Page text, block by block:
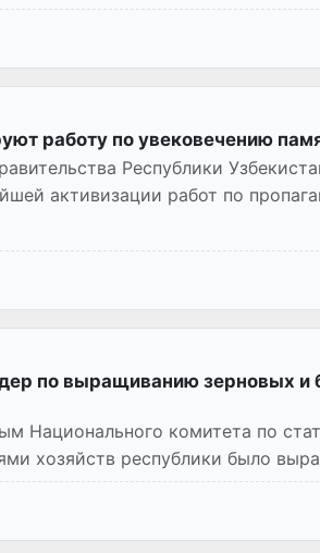
орган...
работу по увековечению
Республики
активизации работ по
по выращиванию зерновых и
Национального комитета по
хозяйств республики было